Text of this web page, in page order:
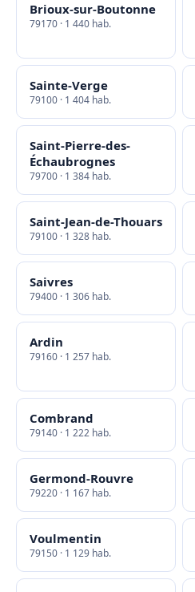
Brioux-sur-Boutonne
79170 · 1 440 hab.
Sainte-Verge
79100 · 1 404 hab.
Saint-Pierre-des-
Échaubrognes
79700 · 1 384 hab.
Saint-Jean-de-Thouars
79100 · 1 328 hab.
Saivres
79400 · 1 306 hab.
Ardin
79160 · 1 257 hab.
Combrand
79140 · 1 222 hab.
Germond-Rouvre
79220 · 1 167 hab.
Voulmentin
79150 · 1 129 hab.